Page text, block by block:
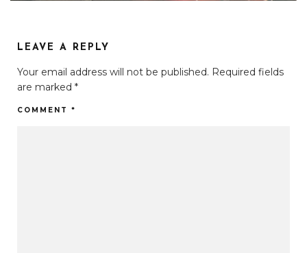
LEAVE A REPLY
Your email address will not be published. Required fields
are marked *
COMMENT *